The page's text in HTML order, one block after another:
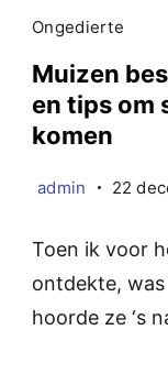
Ongedierte
Muizen
en tips om
komen
admin 22
Toen ik voor
ontdekte,
hoorde ze ‘s